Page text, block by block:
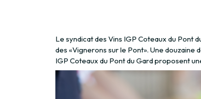
Le syndicat des Vins IGP Coteaux du Pont
des «Vignerons sur le Pont». Une douzaine
IGP Coteaux du Pont du Gard proposent